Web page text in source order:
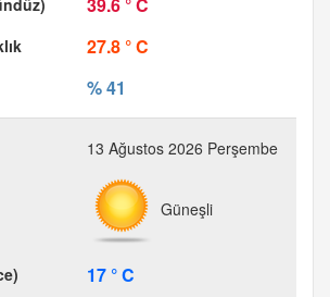
27.8 ° C
% 41
13 Ağustos 2026 Perşembe
Güneşli
17 ° C